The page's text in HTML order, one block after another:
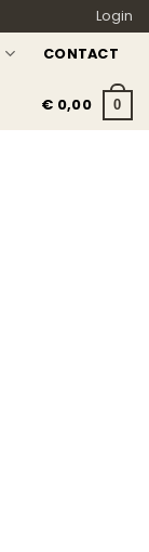
Login
CONTACT
€ 0,00 0